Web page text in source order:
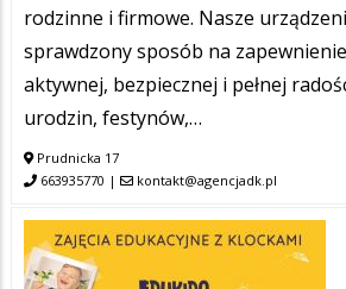
rodzinne i firmowe. Nasze
sprawdzony sposób na
aktywnej, bezpiecznej i pełnej
urodzin, festynów,…
Prudnicka 17
663935770 | kontakt@agencjadk.pl